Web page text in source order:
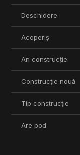
Deschidere
Acoperiș
An construcție
Construcție nouă
Tip construcție
Are pod